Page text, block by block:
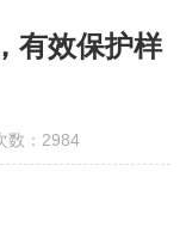
有效保护样
：2984